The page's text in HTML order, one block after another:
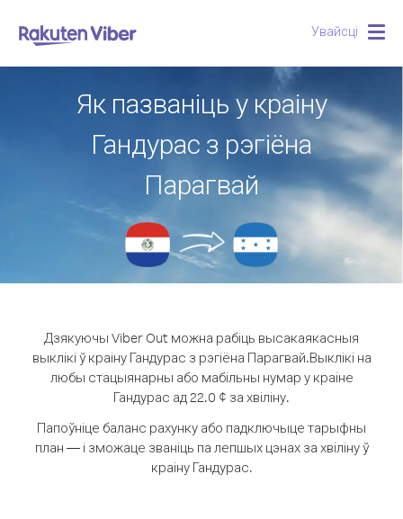
Увайсці
Як пазваніць у краіну
Гандурас з рэгіёна
Парагвай
Дзякуючы Viber Out можна рабіць высакаякасныя
выклікі ў краіну Гандурас з рэгіёна Парагвай.Выклікі на
любы стацыянарны або мабільны нумар у краіне
Гандурас ад 22.0 ¢ за хвіліну.
Папоўніце баланс рахунку або падключыце тарыфны
план — і зможаце званіць па лепшых цэнах за хвіліну ў
краіну Гандурас.